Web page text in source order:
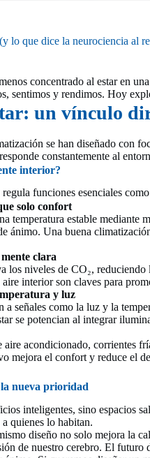
lo que dice la neurociencia al
concentrado al estar en
sentimos y rendimos. Hoy
un vínculo
se han diseñado con
constantemente al
interior?
funciones esenciales
solo confort
temperatura estable
ánimo. Una buena
clara
los niveles de CO₂,
interior son claves para
y luz
a señales como la luz y la
se potencian al integrar
acondicionado, corrientes
mejora el confort y reduce el
nueva prioridad
inteligentes, sino espacios
quienes lo habitan.
diseño no solo mejora la
de nuestro cerebro. El